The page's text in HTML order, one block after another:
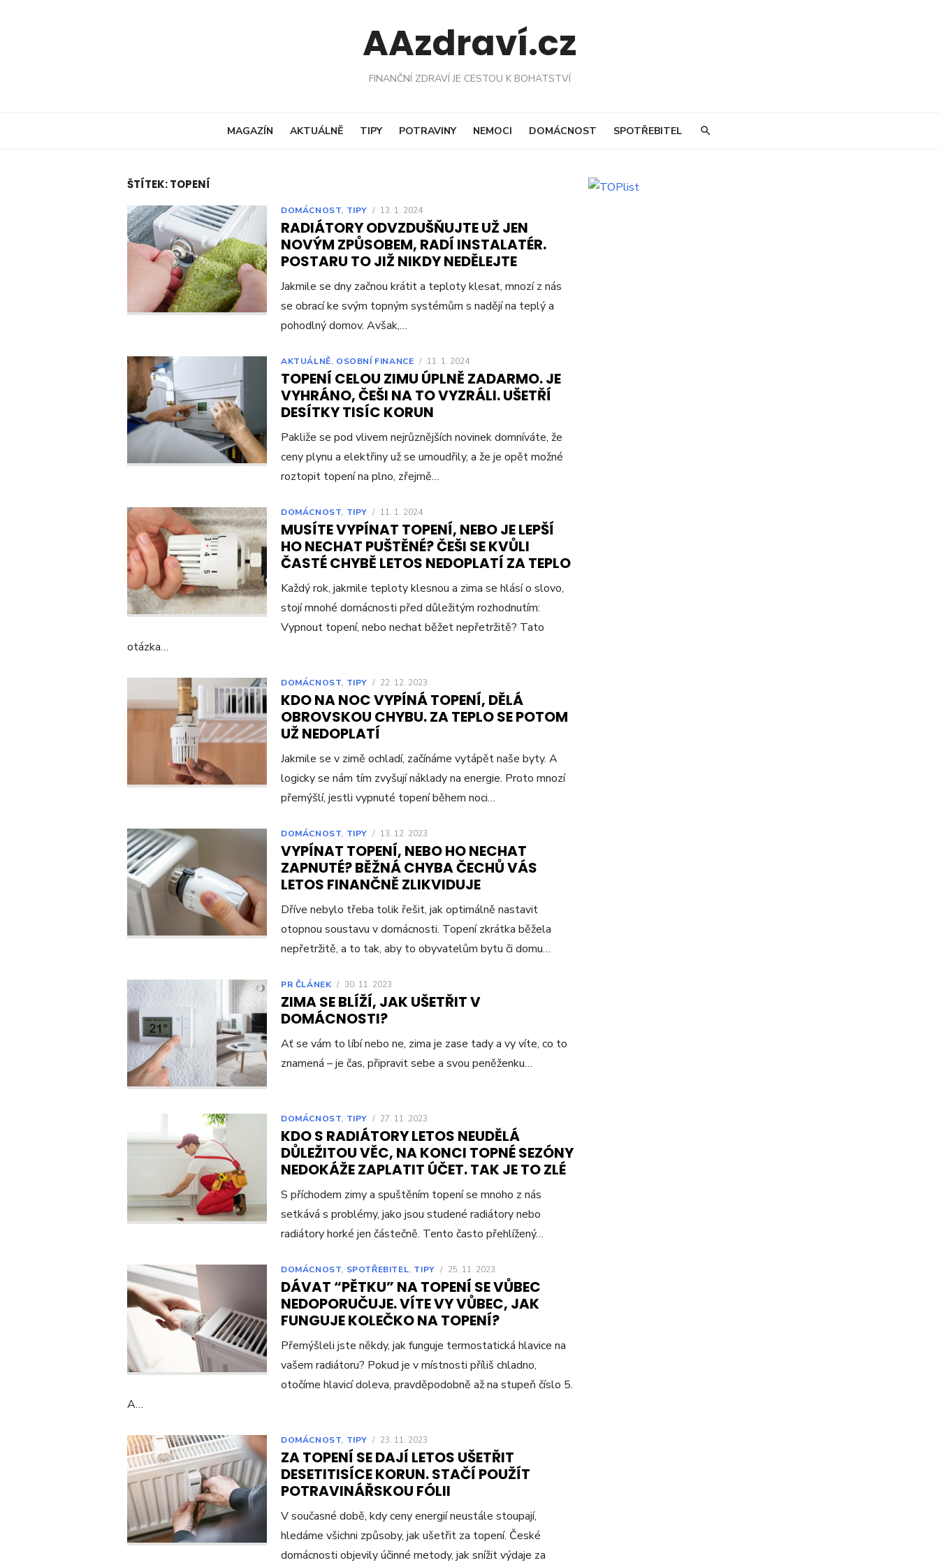
AAzdraví.cz
FINANČNÍ ZDRAVÍ JE CESTOU K BOHATSTVÍ
MAGAZÍN AKTUÁLNĚ TIPY POTRAVINY NEMOCI DOMÁCNOST SPOTŘEBITEL
ŠTÍTEK:TOPENÍ
DOMÁCNOST, TIPY / 13. 1. 2024
RADIÁTORY ODVZDUŠŇUJTE UŽ JEN
NOVÝM ZPŮSOBEM, RADÍ INSTALATÉR.
POSTARU TO JIŽ NIKDY NEDĚLEJTE
Jakmile se dny začnou krátit a teploty klesat, mnozí z nás
se obrací ke svým topným systémům s nadějí na teplý a
pohodlný domov. Avšak,…
AKTUÁLNĚ, OSOBNÍ FINANCE / 11. 1. 2024
TOPENÍ CELOU ZIMU ÚPLNĚ ZADARMO. JE
VYHRÁNO, ČEŠI NA TO VYZRÁLI. UŠETŘÍ
DESÍTKY TISÍC KORUN
Pakliže se pod vlivem nejrůznějších novinek domníváte, že
ceny plynu a elektřiny už se umoudřily, a že je opět možné
roztopit topení na plno, zřejmě…
DOMÁCNOST, TIPY / 11. 1. 2024
MUSÍTE VYPÍNAT TOPENÍ, NEBO JE LEPŠÍ
HO NECHAT PUŠTĚNÉ? ČEŠI SE KVŮLI
ČASTÉ CHYBĚ LETOS NEDOPLATÍ ZA TEPLO
Každý rok, jakmile teploty klesnou a zima se hlásí o slovo,
stojí mnohé domácnosti před důležitým rozhodnutím:
Vypnout topení, nebo nechat běžet nepřetržitě? Tato
otázka…
DOMÁCNOST, TIPY / 22. 12. 2023
KDO NA NOC VYPÍNÁ TOPENÍ, DĚLÁ
OBROVSKOU CHYBU. ZA TEPLO SE POTOM
UŽ NEDOPLATÍ
Jakmile se v zimě ochladí, začínáme vytápět naše byty. A
logicky se nám tím zvyšují náklady na energie. Proto mnozí
přemýšlí, jestli vypnuté topení během noci…
DOMÁCNOST, TIPY / 13. 12. 2023
VYPÍNAT TOPENÍ, NEBO HO NECHAT
ZAPNUTÉ? BĚŽNÁ CHYBA ČECHŮ VÁS
LETOS FINANČNĚ ZLIKVIDUJE
Dříve nebylo třeba tolik řešit, jak optimálně nastavit
otopnou soustavu v domácnosti. Topení zkrátka běžela
nepřetržitě, a to tak, aby to obyvatelům bytu či domu…
PR ČLÁNEK / 30. 11. 2023
ZIMA SE BLÍŽÍ, JAK UŠETŘIT V
DOMÁCNOSTI?
Ať se vám to líbí nebo ne, zima je zase tady a vy víte, co to
znamená – je čas, připravit sebe a svou peněženku…
DOMÁCNOST, TIPY / 27. 11. 2023
KDO S RADIÁTORY LETOS NEUDĚLÁ
DŮLEŽITOU VĚC, NA KONCI TOPNÉ SEZÓNY
NEDOKÁŽE ZAPLATIT ÚČET. TAK JE TO ZLÉ
S příchodem zimy a spuštěním topení se mnoho z nás
setkává s problémy, jako jsou studené radiátory nebo
radiátory horké jen částečně. Tento často přehlížený…
DOMÁCNOST, SPOTŘEBITEL, TIPY / 25. 11. 2023
DÁVAT “PĚTKU” NA TOPENÍ SE VŮBEC
NEDOPORUČUJE. VÍTE VY VŮBEC, JAK
FUNGUJE KOLEČKO NA TOPENÍ?
Přemýšleli jste někdy, jak funguje termostatická hlavice na
vašem radiátoru? Pokud je v místnosti příliš chladno,
otočíme hlavicí doleva, pravděpodobně až na stupeň číslo 5.
A…
DOMÁCNOST, TIPY / 23. 11. 2023
ZA TOPENÍ SE DAJÍ LETOS UŠETŘIT
DESETITISÍCE KORUN. STAČÍ POUŽÍT
POTRAVINÁŘSKOU FÓLII
V současné době, kdy ceny energií neustále stoupají,
hledáme všichni způsoby, jak ušetřit za topení. České
domácnosti objevily účinné metody, jak snížit výdaje za